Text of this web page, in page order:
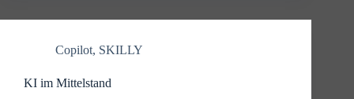
Copilot, SKILLY
KI im Mittelstand